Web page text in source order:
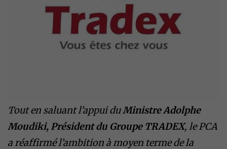
​Tout en saluant l’appui duMinistre Adolphe
Moudiki, Président du Groupe TRADEX, le PCA
a réaffirmé l’ambition à moyen terme de la